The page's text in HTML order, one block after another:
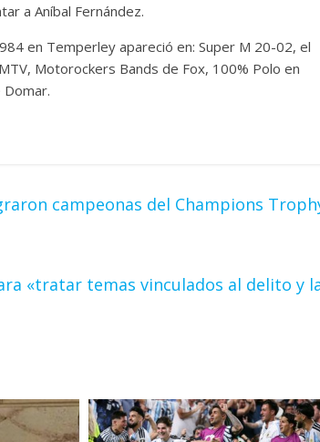
a Aníbal Fernández.
en Temperley apareció en: Super M 20-02, el
Motorockers Bands de Fox, 100% Polo en
campeonas del Champions
«tratar temas vinculados al delito y